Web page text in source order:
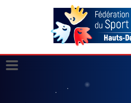
Panneau de gestion des cookies